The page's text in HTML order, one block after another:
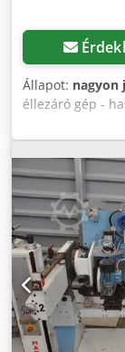
Állapot: nagyon
éllezáró gép -
nyomóhidak
kihúzható
vonalzó,
vágással,
fezőfűrész HF-
él-/sugár-/
váltás,
sugárlehúzó
fúvóka a
síklehúzó